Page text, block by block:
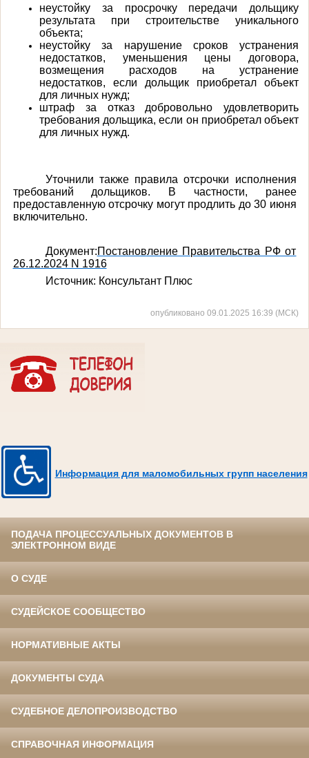
неустойку за просрочку передачи дольщику
результата при строительстве уникального
объекта;
неустойку за нарушение сроков устранения
недостатков, уменьшения цены договора,
возмещения расходов на устранение
недостатков, если дольщик приобретал объект
для личных нужд;
штраф за отказ добровольно удовлетворить
требования дольщика, если он приобретал объект
для личных нужд.
Уточнили также правила отсрочки исполнения
требований дольщиков. В частности, ранее
предоставленную отсрочку могут продлить до 30 июня
включительно.
Документ:Постановление Правительства РФ от
26.12.2024 N 1916
Источник: Консультант Плюс
опубликовано 09.01.2025 16:39 (МСК)
Информация для маломобильных групп населения
ПОДАЧА ПРОЦЕССУАЛЬНЫХ ДОКУМЕНТОВ В
ЭЛЕКТРОННОМ ВИДЕ
О СУДЕ
СУДЕЙСКОЕ СООБЩЕСТВО
НОРМАТИВНЫЕ АКТЫ
ДОКУМЕНТЫ СУДА
СУДЕБНОЕ ДЕЛОПРОИЗВОДСТВО
СПРАВОЧНАЯ ИНФОРМАЦИЯ